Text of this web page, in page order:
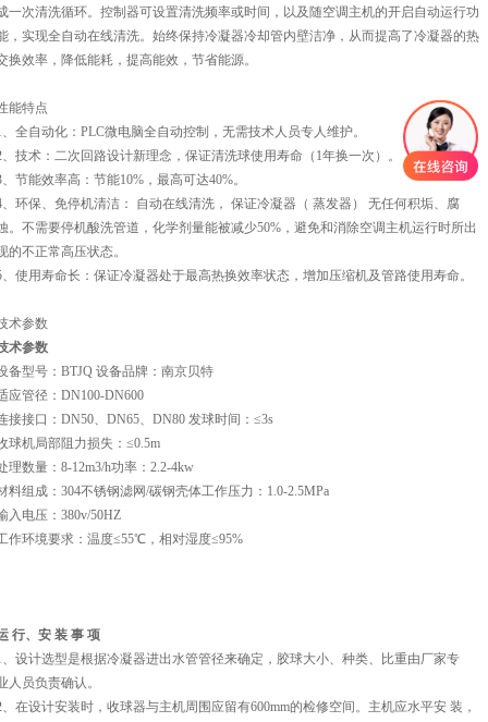
一次清洗循环。控制器可设置清洗频率或时间，以及随空调主机的开启自动运行功
，实现全自动在线清洗。始终保持冷凝器冷却管内壁洁净，从而提高了冷凝器的热
换效率，降低能耗，提高能效，节省能源。
能特点
、全自动化：PLC微电脑全自动控制，无需技术人员专人维护。
、技术：二次回路设计新理念，保证清洗球使用寿命（1年换一次）。
节能效率高：节能10%，最高可达40%。
、环保、免停机清洁： 自动在线清洗， 保证冷凝器（ 蒸发器） 无任何积垢、腐
。不需要停机酸洗管道，化学剂量能被减少50%，避免和消除空调主机运行时所出
的不正常高压状态。
、使用寿命长：保证冷凝器处于最高热换效率状态，增加压缩机及管路使用寿命。
术参数
术参数
备型号：BTJQ 设备品牌：南京贝特
应管径：DN100-DN600
接接口：DN50、DN65、DN80 发球时间：≤3s
球机局部阻力损失：≤0.5m
理数量：8-12m3/h功率：2.2-4kw
料组成：304不锈钢滤网/碳钢壳体工作压力：1.0-2.5MPa
入电压：380v/50HZ
作环境要求：温度≤55℃，相对湿度≤95%
行、安 装 事 项
、设计选型是根据冷凝器进出水管管径来确定，胶球大小、种类、比重由厂家专
人员负责确认。
、在设计安装时，收球器与主机周围应留有600mm的检修空间。主机应水平安 装，